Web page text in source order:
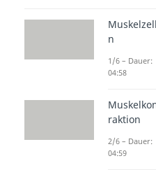
Weitere
zum Video
zum
In diesem
Zapfen und
wie sie
n
1/6 – Dauer:
04:58
raktion
2/6 – Dauer:
04:59